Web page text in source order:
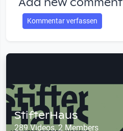
Kommentar verfassen
StifterHaus
289 Videos, 2 Members